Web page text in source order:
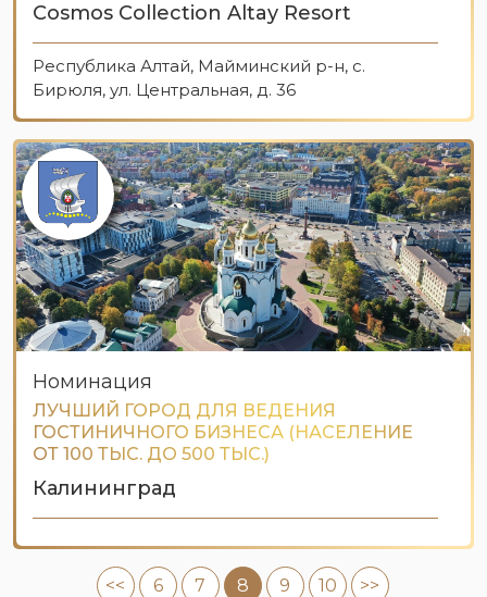
Cosmos Collection Altay Resort
Республика Алтай, Майминский р-н, с.
Бирюля, ул. Центральная, д. 36
Номинация
ЛУЧШИЙ ГОРОД ДЛЯ ВЕДЕНИЯ
ГОСТИНИЧНОГО БИЗНЕСА (НАСЕЛЕНИЕ
ОТ 100 ТЫС. ДО 500 ТЫС.)
Калининград
<< 6 7 8 9 10 >>